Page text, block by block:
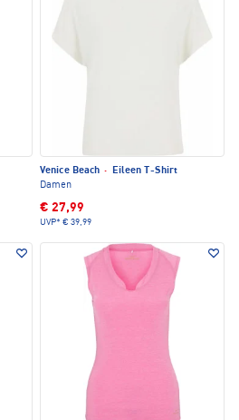
Venice Beach ·
Eileen T-Shirt
Damen
€ 27,99
UVP* € 39,99